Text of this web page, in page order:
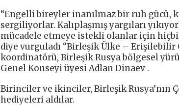
“Engelli bireyler inanılmaz bir ruh gücü,
sergiliyorlar. Kalıplaşmış yargıları
mücadele etmeye istekli olanlar için
diye vurguladı “Birleşik Ülke –
koordinatörü, Birleşik Rusya bölgesel
Genel Konseyi üyesi Adlan Dinaev .
Birinciler ve ikinciler, Birleşik Rusya’nın
hediyeleri aldılar.